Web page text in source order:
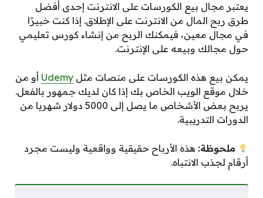
يعتبر مجال بيع الكورسات على الانترنت إحدى أفضل
طرق ربح المال من الانترنت على الإطلاق. إذا كنت خبيرًا
في مجال معين، فيمكنك الربح من إنشاء كورس تعليمي
حول مجالك وبيعه على الإنترنت.
يمكن بيع هذه الكورسات على منصات مثل Udemy أو من
خلال موقع الويب الخاص بك إذا كان لديك جمهور بالفعل.
يربح بعض الأشخاص ما يصل إلى 5000 دولار شهريا من
الدورات التدريبية.
ملحوظة: هذه الأرباح حقيقية وواقعية وليست مجرد
أرقام لجذب الانتباه.